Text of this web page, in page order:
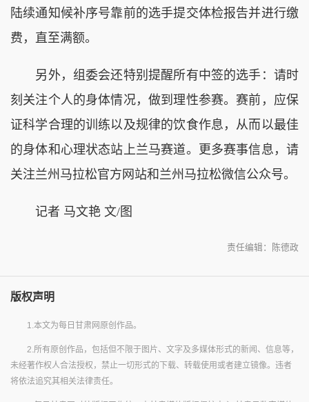
陆续通知候补序号靠前的选手提交体检报告并进行缴
费，直至满额。
另外，组委会还特别提醒所有中签的选手：请时
刻关注个人的身体情况，做到理性参赛。赛前，应保
证科学合理的训练以及规律的饮食作息，从而以最佳
的身体和心理状态站上兰马赛道。更多赛事信息，请
关注兰州马拉松官方网站和兰州马拉松微信公众号。
记者 马文艳 文/图
责任编辑：陈德政
版权声明
1.本文为每日甘肃网原创作品。
2.所有原创作品，包括但不限于图片、文字及多媒体形式的新闻、信息等，
未经著作权人合法授权，禁止一切形式的下载、转载使用或者建立镜像。违者
将依法追究其相关法律责任。